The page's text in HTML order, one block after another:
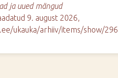
ja uued mängud
9. august 2026,
ukauka/arhiiv/items/show/296